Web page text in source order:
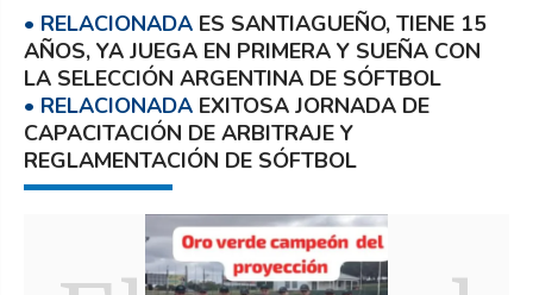
ES SANTIAGUEÑO, TIENE 15
AÑOS, YA JUEGA EN PRIMERA Y SUEÑA CON
LA SELECCIÓN ARGENTINA DE SÓFTBOL
EXITOSA JORNADA DE
CAPACITACIÓN DE ARBITRAJE Y
REGLAMENTACIÓN DE SÓFTBOL